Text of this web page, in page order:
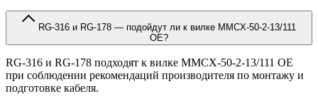
OE?
RG-316 и RG-178 подходят к вилке MMCX-50-2-13/111 OE
при соблюдении рекомендаций производителя по монтажу и
подготовке кабеля.